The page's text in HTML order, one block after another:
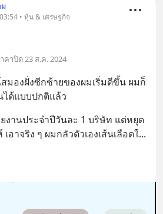
• หุ้น & เศรษฐกิจ
คาปิด 23 ส.ค. 2024
มองฝั่งซีกซ้ายของผมเริ่มดีขึ้น ผมก็
ได้แบบปกติแล้ว
งานประจำปีวันละ 1 บริษัท แต่หยุด
อาจริง ๆ ผมกลัวตัวเองเส้นเลือดใ